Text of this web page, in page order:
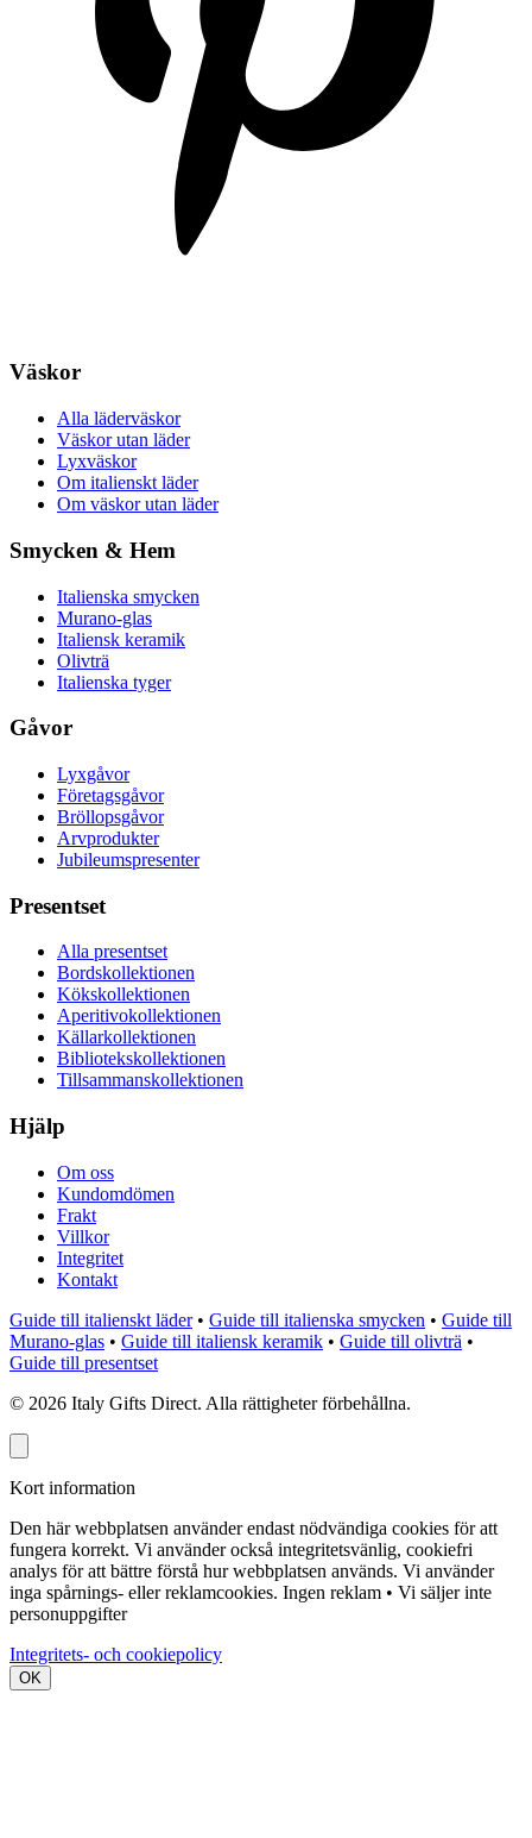
Väskor
Alla läderväskor
Väskor utan läder
Lyxväskor
Om italienskt läder
Om väskor utan läder
Smycken & Hem
Italienska smycken
Murano-glas
Italiensk keramik
Olivträ
Italienska tyger
Gåvor
Lyxgåvor
Företagsgåvor
Bröllopsgåvor
Arvprodukter
Jubileumspresenter
Presentset
Alla presentset
Bordskollektionen
Kökskollektionen
Aperitivokollektionen
Källarkollektionen
Bibliotekskollektionen
Tillsammanskollektionen
Hjälp
Om oss
Kundomdömen
Frakt
Villkor
Integritet
Kontakt
Guide till italienskt läder • Guide till italienska smycken • Guide till
Murano-glas • Guide till italiensk keramik • Guide till olivträ •
Guide till presentset
© 2026 Italy Gifts Direct. Alla rättigheter förbehållna.
Kort information
Den här webbplatsen använder endast nödvändiga cookies för att
fungera korrekt. Vi använder också integritetsvänlig, cookiefri
analys för att bättre förstå hur webbplatsen används. Vi använder
inga spårnings- eller reklamcookies. Ingen reklam • Vi säljer inte
personuppgifter
Integritets- och cookiepolicy
OK